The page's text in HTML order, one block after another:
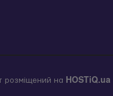
розміщений на HOSTiQ.ua